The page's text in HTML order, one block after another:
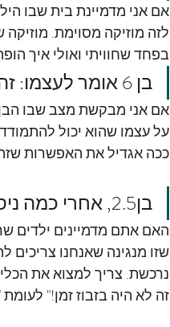
אם אני מדמיינת בית שבו
לזה מוזיקה מסוימת.
בפחד שחוויתי ואולי איך
בן 6 אומר לעצמו: זה לא קשור אלי, הוא מעליב כל פעם ילד אחר
אם אני מבקשת מצב שבו
על עצמו שהוא יכול
ככה אגדיל את האפשרות
בן2.5, אחרי כמה ניסיונות השחלה של שרשרת: "הצלחתי להשחיל חרוז!"
האם אתם מדמיינים ילדים
שזו מנגינה שאנחנו צריכים
נרכשת. צריך למצוא את
זה לא היה בזבוז זמן!"